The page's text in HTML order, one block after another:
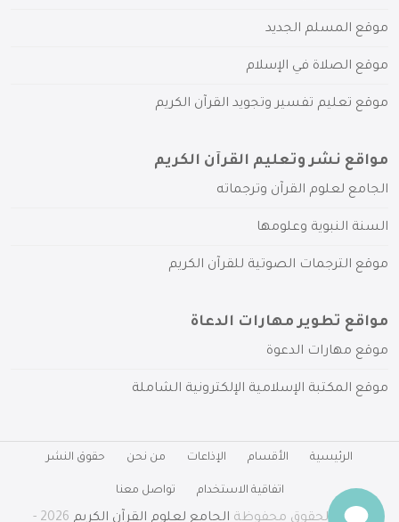
موقع المسلم الجديد
موقع الصلاة في الإسلام
موقع تعليم تفسير وتجويد القرآن الكريم
مواقع نشر وتعليم القرآن الكريم
الجامع لعلوم القرآن وترجماته
السنة النبوية وعلومها
موقع الترجمات الصوتية للقرآن الكريم
مواقع تطوير مهارات الدعاة
موقع مهارات الدعوة
موقع المكتبة الإسلامية الإلكترونية الشاملة
الرئيسية الأقسام الإذاعات من نحن حقوق النشر
اتفاقية الاستخدام تواصل معنا
جميع الحقوق محفوظة الجامع لعلوم القرآن الكريم 2026 -